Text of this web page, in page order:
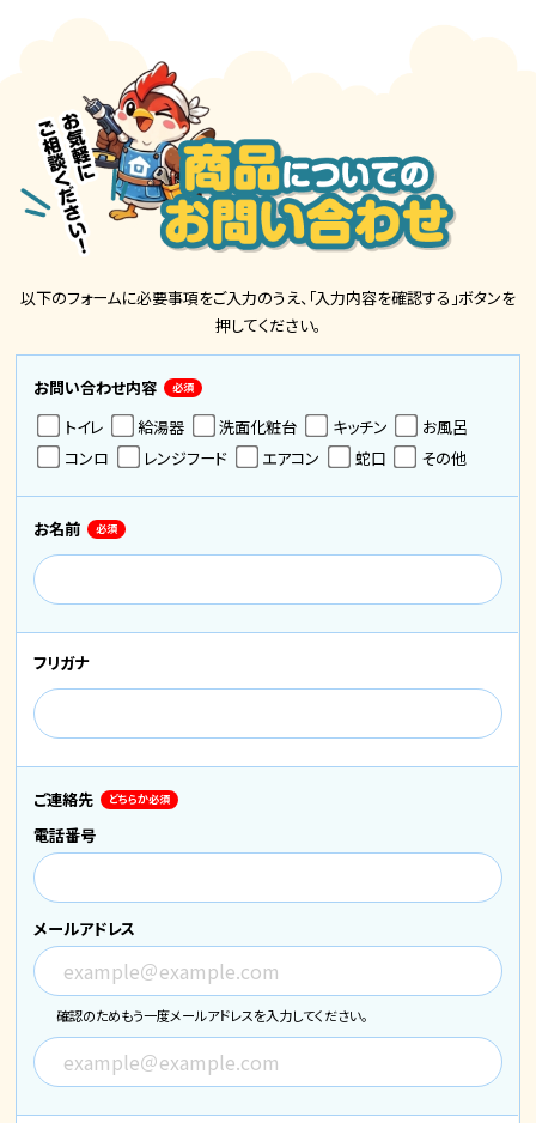
以下のフォームに必要事項をご入力のうえ、「入力内容を確認する」ボタンを
押してください。
お問い合わせ内容 必須
トイレ 給湯器 洗面化粧台 キッチン
お風呂
コンロ
レンジフード エアコン 蛇口 その他
お名前 必須
フリガナ
ご連絡先 どちらか必須
電話番号
メールアドレス
確認のためもう一度メールアドレスを入力してください。